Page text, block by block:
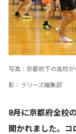
写真：京都府下の高校
影：ラリーズ編集部
――8月に京都府全
開かれました。